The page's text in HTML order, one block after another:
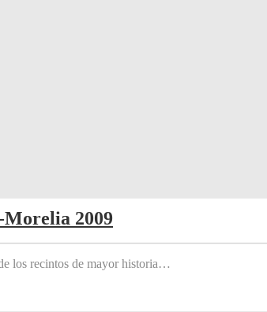
Morelia 2009
los recintos de mayor historia…